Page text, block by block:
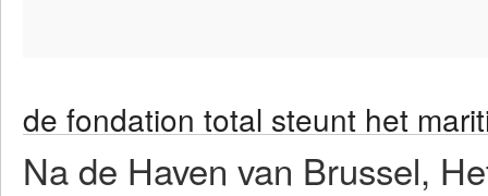
de fondation total steunt het
Na de Haven van Brussel,